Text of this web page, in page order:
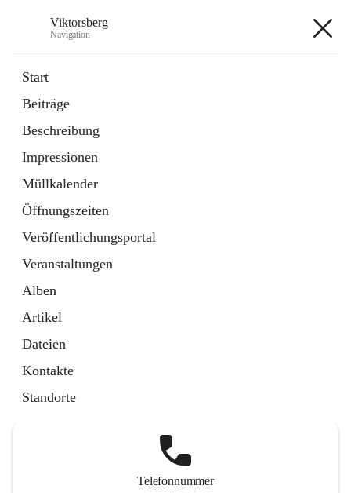
Viktorsberg
Navigation
Start
Beiträge
Beschreibung
Impressionen
Müllkalender
Öffnungszeiten
Veröffentlichungsportal
Veranstaltungen
Alben
Artikel
Dateien
Kontakte
Standorte
1 Schnellzugriff
Bürgerservice
10 Schnellzugriffe
Telefonnummer